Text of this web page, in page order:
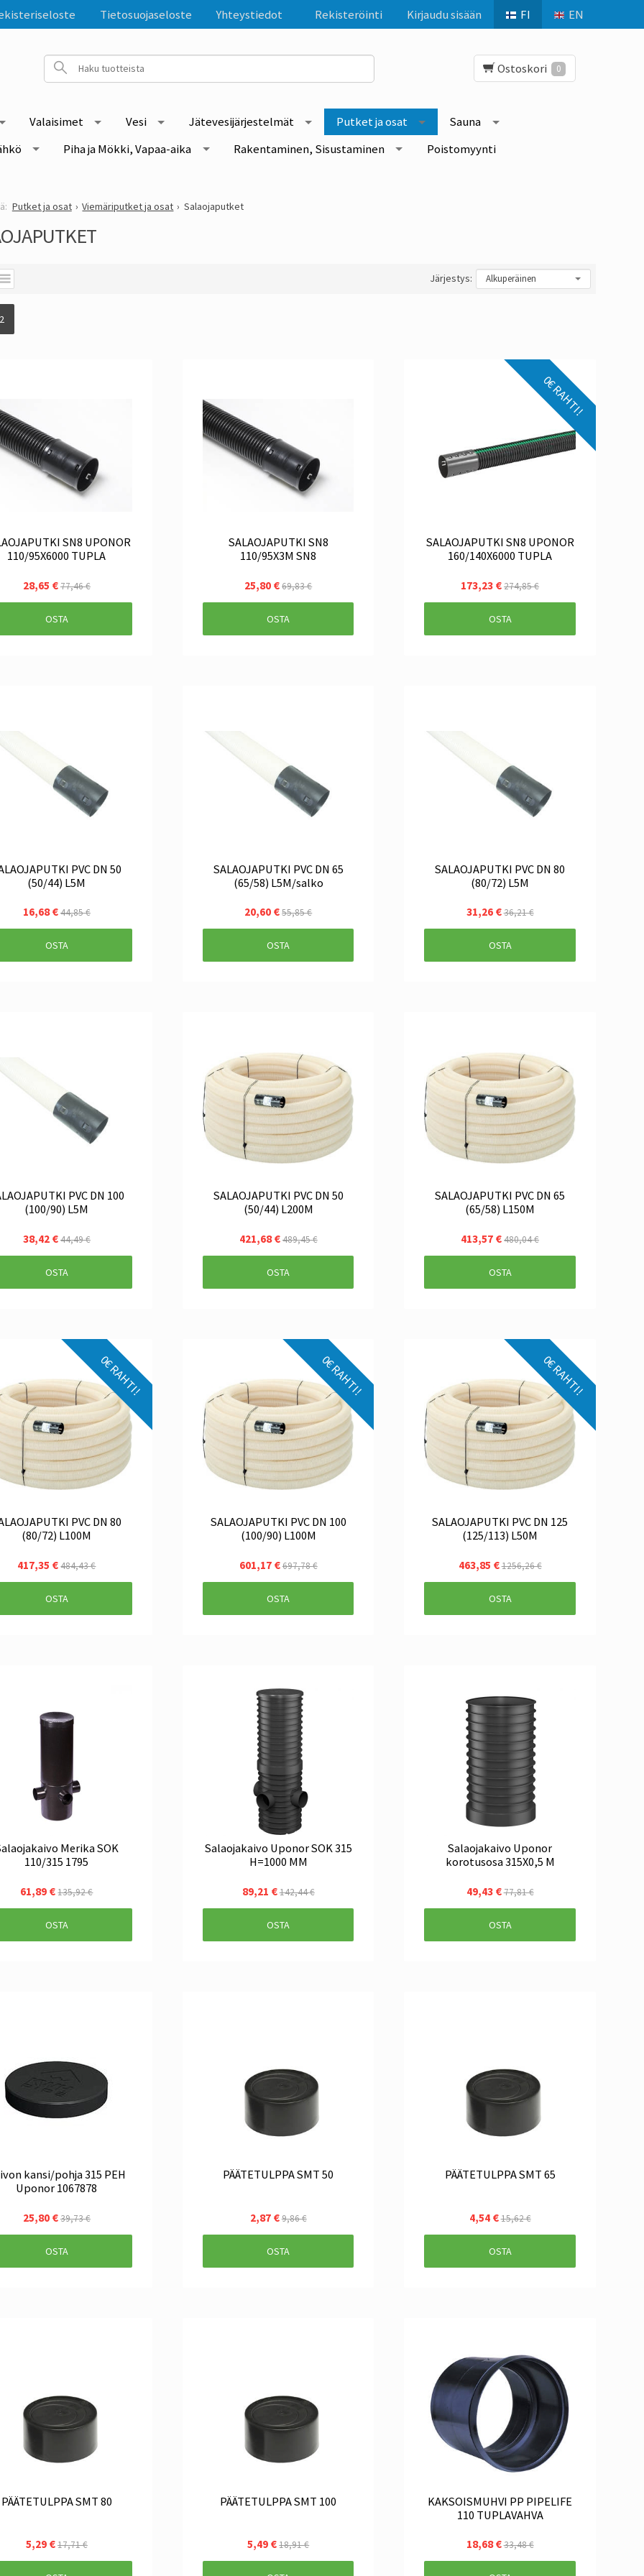
FI EN
Rekisteröinti Kirjaudu sisään
Tietosuojaseloste Yhteystiedot
Ostoskori 0
Valaisimet Vesi Jätevesijärjestelmät Putket ja osat
Sauna
Piha ja Mökki, Vapaa-aika Rakentaminen, Sisustaminen Poistomyynti
Putket ja osat Viemäriputket ja osat Salaojaputket
Järjestys:
SN8 UPONOR
110/95X6000 TUPLA
28,65 €77,46 €
OSTA
SALAOJAPUTKI SN8
110/95X3M SN8
25,80 €69,83 €
OSTA
0€ RAHTI!
SALAOJAPUTKI SN8 UPONOR
160/140X6000 TUPLA
173,23 €274,85 €
OSTA
PVC DN 50
(50/44) L5M
16,68 €44,85 €
OSTA
SALAOJAPUTKI PVC DN 65
(65/58) L5M/salko
20,60 €55,85 €
OSTA
SALAOJAPUTKI PVC DN 80
(80/72) L5M
31,26 €36,21 €
OSTA
PVC DN 100
(100/90) L5M
38,42 €44,49 €
OSTA
SALAOJAPUTKI PVC DN 50
(50/44) L200M
421,68 €489,45 €
OSTA
SALAOJAPUTKI PVC DN 65
(65/58) L150M
413,57 €480,04 €
OSTA
0€ RAHTI!
PVC DN 80
(80/72) L100M
417,35 € 484,43 €
OSTA
0€ RAHTI!
SALAOJAPUTKI PVC DN 100
(100/90) L100M
601,17 €697,78 €
OSTA
0€ RAHTI!
SALAOJAPUTKI PVC DN 125
(125/113) L50M
463,85 €1256,26 €
OSTA
Merika SOK
110/315 1795
61,89 € 135,92 €
OSTA
Salaojakaivo Uponor SOK 315
H=1000 MM
89,21 €142,44 €
OSTA
Salaojakaivo Uponor
korotusosa 315X0,5 M
49,43 €77,81 €
OSTA
kansi/pohja 315 PEH
Uponor 1067878
25,80 €39,73 €
OSTA
PÄÄTETULPPA SMT 50
2,87 €9,86 €
OSTA
PÄÄTETULPPA SMT 65
4,54 €15,62 €
OSTA
PÄÄTETULPPA SMT 80
5,29 €17,71 €
PÄÄTETULPPA SMT 100
5,49 €18,91 €
KAKSOISMUHVI PP PIPELIFE
110 TUPLAVAHVA
18,68 €33,48 €